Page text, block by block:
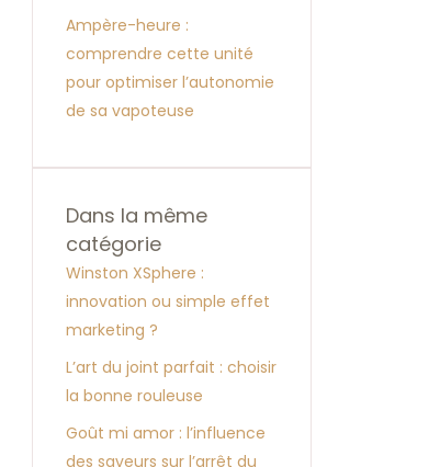
Ampère-heure :
comprendre cette unité
pour optimiser l’autonomie
de sa vapoteuse
Dans la même
catégorie
Winston XSphere :
innovation ou simple effet
marketing ?
L’art du joint parfait : choisir
la bonne rouleuse
Goût mi amor : l’influence
des saveurs sur l’arrêt du